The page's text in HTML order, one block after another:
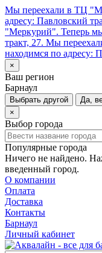
Мы переехали в ТЦ
адресу: Павловский
"Меркурий". Теперь
тракт, 27. Мы
находимся по адресу:
×
Ваш регион
Барнаул
Выбрать другой
Да,
×
Выбор города
Популярные города
Ничего не найдено.
введенный город.
О компании
Оплата
Доставка
Контакты
Барнаул
Личный кабинет